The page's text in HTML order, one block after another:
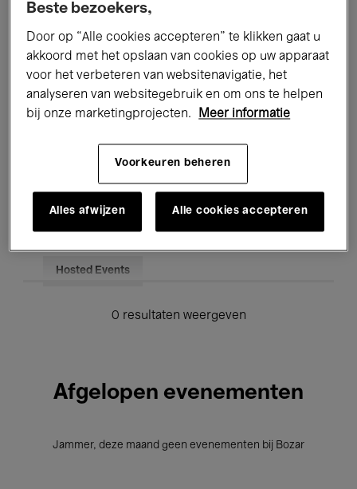
Performances Lezingen & Debatten
Jazz Klassieke Muziek Global Music
Onderwijs Rondleidingen
Hosted Events
0 resultaten weergeven
Afgelopen evenementen
Jammer, deze maand geen evenementen bij Bozar
Beste bezoekers,
Door op “Alle cookies accepteren” te klikken gaat u
akkoord met het opslaan van cookies op uw apparaat
voor het verbeteren van websitenavigatie, het
analyseren van websitegebruik en om ons te helpen
bij onze marketingprojecten.
Meer informatie
Voorkeuren beheren
Alles afwijzen Alle cookies accepteren